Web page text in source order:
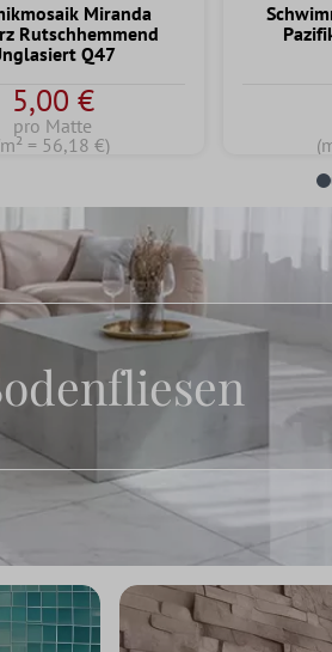
Miranda
Rutschhemmend
Q47
5,00 €
pro Matte
= 56,18 €)